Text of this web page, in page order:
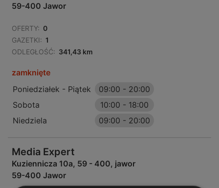
59-400 Jawor
OFERTY: 0
GAZETKI: 1
ODLEGŁOŚĆ: 341,43 km
zamknięte
Poniedziałek - Piątek
09:00 - 20:00
Sobota
10:00 - 18:00
Niedziela
09:00 - 20:00
Media Expert
Kuziennicza 10a, 59 - 400, jawor
59-400 Jawor